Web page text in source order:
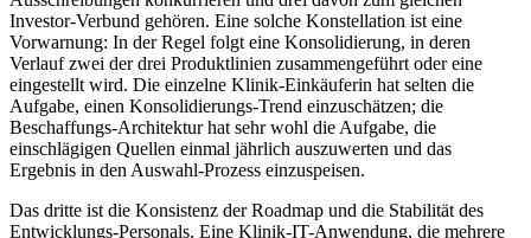
Investor-Verbund gehören. Eine solche Konstellation ist eine
Vorwarnung: In der Regel folgt eine Konsolidierung, in deren
Verlauf zwei der drei Produktlinien zusammengeführt oder eine
eingestellt wird. Die einzelne Klinik-Einkäuferin hat selten die
Aufgabe, einen Konsolidierungs-Trend einzuschätzen; die
Beschaffungs-Architektur hat sehr wohl die Aufgabe, die
einschlägigen Quellen einmal jährlich auszuwerten und das
Ergebnis in den Auswahl-Prozess einzuspeisen.
Das dritte ist die Konsistenz der Roadmap und die Stabilität des
Entwicklungs-Personals. Eine Klinik-IT-Anwendung, die mehrere